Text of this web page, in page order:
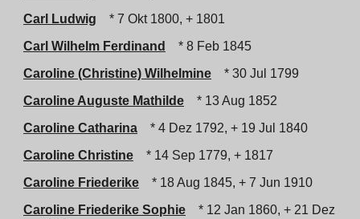
Carl Ludwig
* 7 Okt 1800, + 1801
Carl Wilhelm Ferdinand
* 8 Feb 1845
Caroline (Christine) Wilhelmine
* 30 Jul 1799
Caroline Auguste Mathilde
* 13 Aug 1852
Caroline Catharina
* 4 Dez 1792, + 19 Jul 1840
Caroline Christine
* 14 Sep 1779, + 1817
Caroline Friederike
* 18 Aug 1845, + 7 Jun 1910
Caroline Friederike Sophie
* 12 Jan 1860, + 21 Dez